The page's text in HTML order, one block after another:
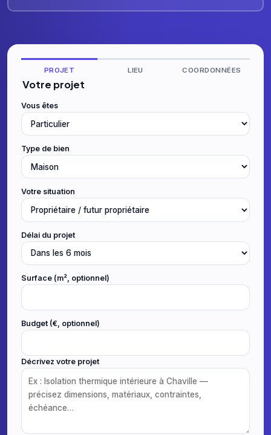
PROJET LIEU COORDONNÉES
Votre projet
Vous êtes
Type de bien
Votre situation
Délai du projet
Surface (m², optionnel)
Budget (€, optionnel)
Décrivez votre projet